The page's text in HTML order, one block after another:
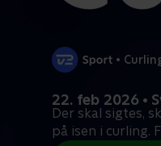
•
22. feb 2026 •
Der skal sigtes,
på isen i curling.